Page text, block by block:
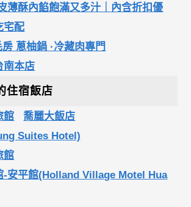
薄酥內餡飽滿又多汁｜內含折扣優
宅配
房 蔥柚鍋 ·冷藏肉專門
南本店
住宿飯店
館
喬麗大飯店
Suites Hotel)
館
-安平館(Holland Village Motel Hua